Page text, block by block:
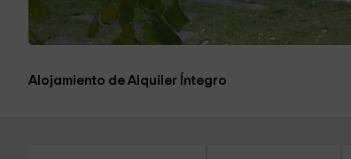
Alojamiento de Alquiler Íntegro